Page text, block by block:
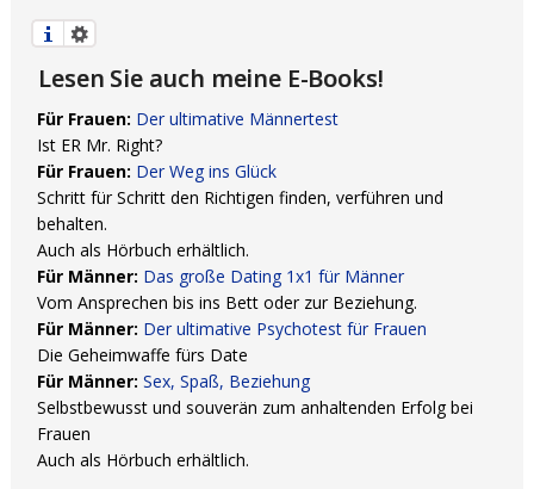
Lesen Sie auch meine E-Books!
Für Frauen: Der ultimative Männertest
Ist ER Mr. Right?
Für Frauen: Der Weg ins Glück
Schritt für Schritt den Richtigen finden, verführen und
behalten.
Auch als Hörbuch erhältlich.
Für Männer: Das große Dating 1x1 für Männer
Vom Ansprechen bis ins Bett oder zur Beziehung.
Für Männer: Der ultimative Psychotest für Frauen
Die Geheimwaffe fürs Date
Für Männer: Sex, Spaß, Beziehung
Selbstbewusst und souverän zum anhaltenden Erfolg bei
Frauen
Auch als Hörbuch erhältlich.